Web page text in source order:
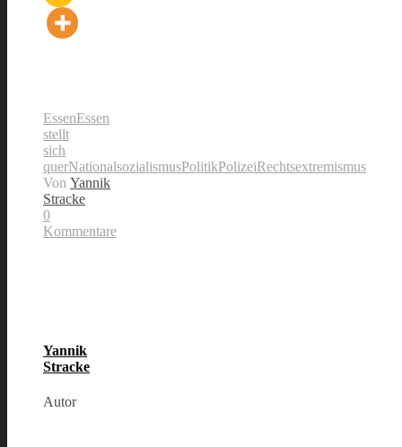
EssenEssen
stellt
sich
querNationalsozialismusPolitikPolizeiRechtsextremismus
Von Yannik
Stracke
0
Kommentare
Yannik
Stracke
Autor